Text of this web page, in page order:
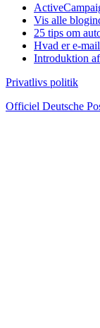
Vis alle
25 tips om
Hvad er e-
Introduktion
Privatlivs politik
Officiel Deutsche